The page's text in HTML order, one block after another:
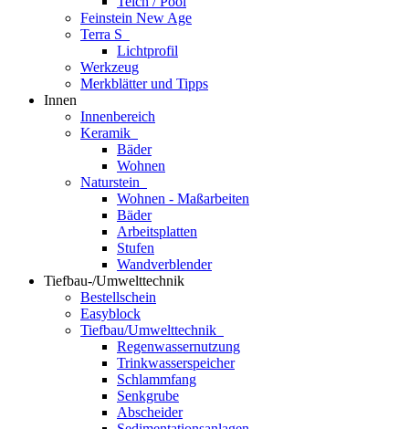
Feinstein New Age
Terra S
Lichtprofil
Werkzeug
Merkblätter und Tipps
Innen
Innenbereich
Keramik
Bäder
Wohnen
Naturstein
Wohnen - Maßarbeiten
Bäder
Arbeitsplatten
Stufen
Wandverblender
Tiefbau-/Umwelttechnik
Bestellschein
Easyblock
Tiefbau/Umwelttechnik
Regenwassernutzung
Trinkwasserspeicher
Schlammfang
Senkgrube
Abscheider